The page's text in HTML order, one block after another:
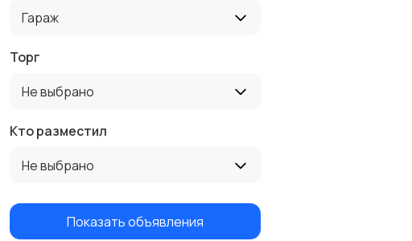
Гараж
Торг
Не выбрано
Кто разместил
Не выбрано
Показать объявления